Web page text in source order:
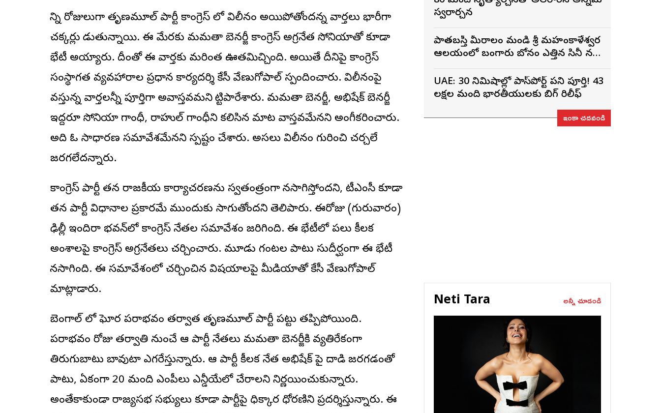
కొన్ని రోజులుగా తృణమూల్ పార్టీ కాంగ్రెస్ లో విలీనం అయిపోతోందన్న వార్తలు భారీగా
చక్కర్లు కొడుతున్నాయి. ఈ మేరకు మమతా బెనర్జీ కాంగ్రెస్ అగ్రనేత సోనియాతో కూడా
భేటీ అయ్యారు. దీంతో ఈ వార్తకు మరింత ఊతమిచ్చింది. అయితే దీనిపై కాంగ్రెస్
సంస్థాగత వ్యవహారాల ప్రధాన కార్యదర్శి కేసీ వేణుగోపాల్ స్పందించారు. విలీనంపై
వస్తున్న వార్తలన్నీ పూర్తిగా అవాస్తవమని కొట్టిపారేశారు. మమతా బెనర్జీ, అభిషేక్ బెనర్జీ
ఇద్దరూ సోనియా గాంధీ, రాహుల్ గాంధీని కలిసిన మాట వాస్తవమేనని అంగీకరించారు.
అది ఓ సాధారణ సమావేశమేనని స్పష్టం చేశారు. అసలు విలీనం గురించి చర్చలే
జరగలేదన్నారు.
కాంగ్రెస్ పార్టీ తన రాజకీయ కార్యాచరణను స్వతంత్రంగా కొనసాగిస్తోందని, టీఎంసీ కూడా
తన పార్టీ విధానాల ప్రకారమే ముందుకు సాగుతోందని తెలిపారు. ఈరోజు (గురువారం)
ఢిల్లీ ఇందిరా భవన్‌లో కాంగ్రెస్ నేతల సమావేశం జరిగింది. ఈ భేటీలో పలు కీలక
అంశాలపై కాంగ్రెస్ అగ్రనేతలు చర్చించారు. మూడు గంటల పాటు సుదీర్ఘంగా ఈ భేటీ
కొనసాగింది. ఈ సమావేశంలో చర్చించిన విషయాలపై మీడియాతో కేసీ వేణుగోపాల్
మాట్లాడారు.
బెంగాల్ లో ఘోర పరాభవం తర్వాత తృణమూల్ పార్టీ పట్టు తప్పిపోయింది.
పరాభవం రోజు తర్వాతి నుంచే ఆ పార్టీ నేతలు మమతా బెనర్జీకి వ్యతిరేకంగా
తిరుగుబాటు బావుటా ఎగరేస్తున్నారు. ఆ పార్టీ కీలక నేత అభిషేక్ పై దాడి జరగడంతో
పాటు, ఏకంగా 20 మంది ఎంపీలు ఎన్డీయేలో చేరాలని నిర్ణయించుకున్నారు.
అంతేకాకుండా రాజ్యసభ సభ్యులు కూడా పార్టీపై ధిక్కార ధోరణిని ప్రదర్శిస్తున్నారు. ఈ
స్వరార్చన
పాతబస్తీ మీరాలం మండి శ్రీ మహంకాళేశ్వర
ఆలయంలో బంగారు బోనం ఎత్తిన సినీ నటి,
UAE: 30 నిమిషాల్లో పాస్‌పోర్ట్ పని పూర్తి! 43
లక్షల మంది భారతీయులకు బిగ్ రిలీఫ్
ఇంకా చదవండి
Neti Tara అన్నీ చూడండి